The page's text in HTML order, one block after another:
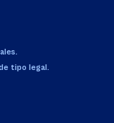
tipo legal.